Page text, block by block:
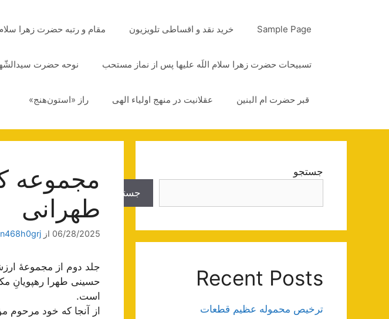
Sample Page خرید نقد و اقساطی تلویزیون مقام و رتبه حضرت زهرا سلام
تسبیحات حضرت زهرا سلام اللَه علیها پس از نماز مستحب نوحه حضرت
قبر حضرت ام البنین عقلانیت در منهج اولیاء الهی راز «استون‌هنج»
مجموعه
طهرانی
06/28/2025 از
جلد دوم از مجموعۀ
حسینی طهرا رهپویانِ
است.
از آنجا که خود مرحوم
جستجو
جستجو
Recent Posts
ترخیص محموله عظیم قطعات